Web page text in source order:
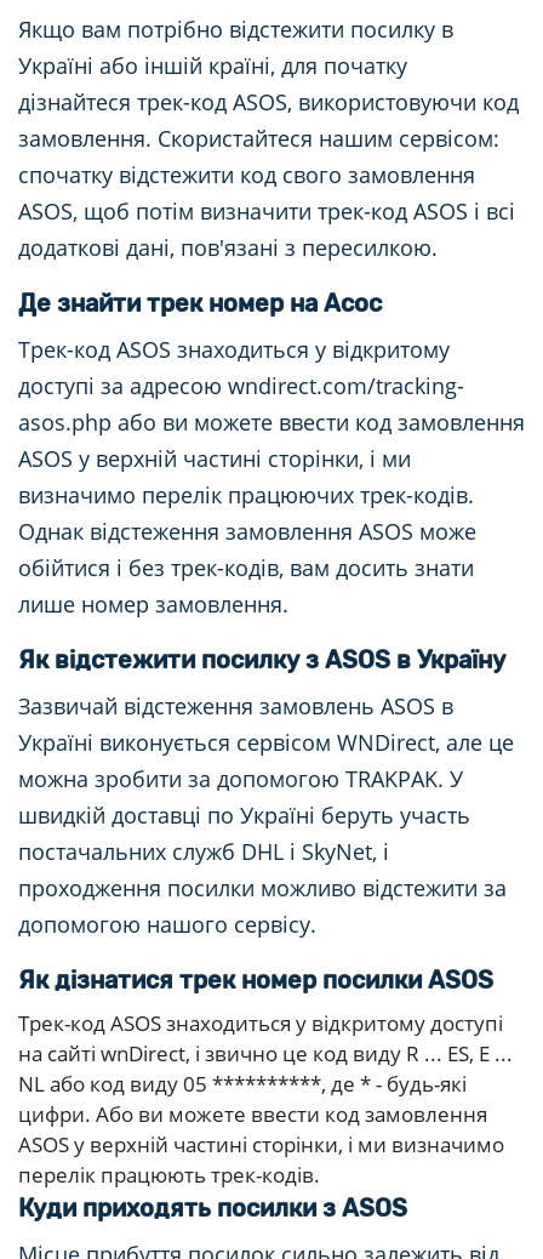
Якщо вам потрібно відстежити посилку в
Україні або іншій країні, для початку
дізнайтеся трек-код ASOS, використовуючи код
замовлення. Скористайтеся нашим сервісом:
спочатку відстежити код свого замовлення
ASOS, щоб потім визначити трек-код ASOS і всі
додаткові дані, пов'язані з пересилкою.
Де знайти трек номер на Асос
Трек-код ASOS знаходиться у відкритому
доступі за адресою wndirect.com/tracking-
asos.php або ви можете ввести код замовлення
ASOS у верхній частині сторінки, і ми
визначимо перелік працюючих трек-кодів.
Однак відстеження замовлення ASOS може
обійтися і без трек-кодів, вам досить знати
лише номер замовлення.
Як відстежити посилку з ASOS в Україну
Зазвичай відстеження замовлень ASOS в
Україні виконується сервісом WNDirect, але це
можна зробити за допомогою TRAKPAK. У
швидкій доставці по Україні беруть участь
постачальних служб DHL і SkyNet, і
проходження посилки можливо відстежити за
допомогою нашого сервісу.
Як дізнатися трек номер посилки ASOS
Трек-код ASOS знаходиться у відкритому доступі
на сайті wnDirect, і звично це код виду R ... ES, E ...
NL або код виду 05 **********, де * - будь-які
цифри. Або ви можете ввести код замовлення
ASOS у верхній частині сторінки, і ми визначимо
перелік працюють трек-кодів.
Куди приходять посилки з ASOS